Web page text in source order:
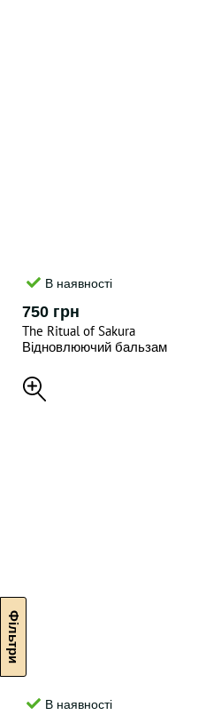
В наявності
750 грн
The Ritual of Sakura
Відновлюючий бальзам
В наявності